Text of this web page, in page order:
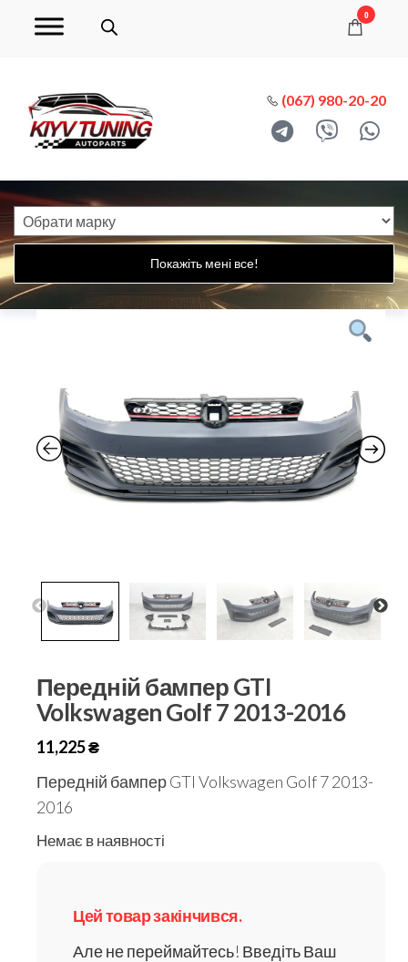
0
(067) 980-20-20
Покажіть мені все!
Передній бампер GTI
Volkswagen Golf 7 2013-2016
11,225₴
Передній бампер GTI Volkswagen Golf 7 2013-
2016
Немає в наявності
Цей товар закінчився.
Але не переймайтесь! Введіть Ваш